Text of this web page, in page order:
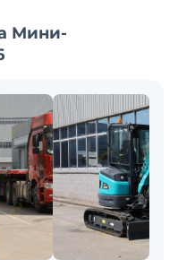
управлять им.
джойстиках.
доп. оборудования.
Мини-